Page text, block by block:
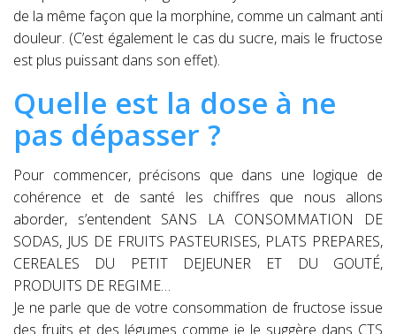
de la même façon que la morphine, comme un calmant anti
douleur. (C’est également le cas du sucre, mais le fructose
est plus puissant dans son effet).
Quelle est la dose à ne
pas dépasser ?
Pour commencer, précisons que dans une logique de
cohérence et de santé les chiffres que nous allons
aborder, s’entendent SANS LA CONSOMMATION DE
SODAS, JUS DE FRUITS PASTEURISES, PLATS PREPARES,
CEREALES DU PETIT DEJEUNER ET DU GOUTÉ,
PRODUITS DE REGIME…
Je ne parle que de votre consommation de fructose issue
des fruits et des légumes comme je le suggère dans CTS